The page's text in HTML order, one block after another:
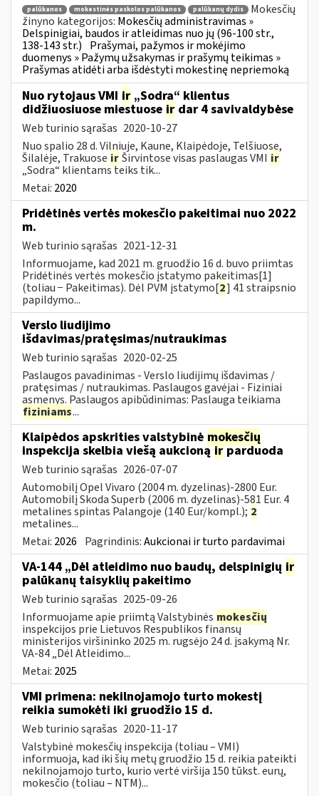
palūkanos mokestinės paskolos palūkanos palūkanų dydis
Mokesčių
žinyno kategorijos: Mokesčių administravimas »
Delspinigiai, baudos ir atleidimas nuo jų (96-100 str.,
138-143 str.) Prašymai, pažymos ir mokėjimo
duomenys » Pažymų užsakymas ir prašymų teikimas »
Prašymas atidėti arba išdėstyti mokestinę nepriemoką
Nuo rytojaus VMI ir „Sodra“ klientus
didžiuosiuose miestuose ir dar 4 savivaldybėse
Web turinio sąrašas 2020-10-27
Nuo spalio 28 d. Vilniuje, Kaune, Klaipėdoje, Telšiuose,
Šilalėje, Trakuose irŠirvintose visas paslaugas VMI ir
„Sodra“ klientams teiks tik...
Metai: 2020
Pridėtinės vertės mokesčio pakeitimai nuo 2022
m.
Web turinio sąrašas 2021-12-31
Informuojame, kad 2021 m. gruodžio 16 d. buvo priimtas
Pridėtinės vertės mokesčio įstatymo pakeitimas[1]
(toliau − Pakeitimas). Dėl PVM įstatymo[2] 41 straipsnio
papildymo...
Verslo liudijimo
išdavimas/pratęsimas/nutraukimas
Web turinio sąrašas 2020-02-25
Paslaugos pavadinimas - Verslo liudijimų išdavimas /
pratęsimas / nutraukimas. Paslaugos gavėjai - Fiziniai
asmenys. Paslaugos apibūdinimas: Paslauga teikiama
fiziniams...
Klaipėdos apskrities valstybinė mokesčių
inspekcija skelbia viešą aukcionąirparduoda
Web turinio sąrašas 2026-07-07
Automobilį Opel Vivaro (2004 m. dyzelinas)-2800 Eur.
Automobilį Skoda Superb (2006 m. dyzelinas)-581 Eur. 4
metalines spintas Palangoje (140 Eur/kompl.); 2
metalines...
Metai: 2026 Pagrindinis:Aukcionai ir turto pardavimai
VA-144 „Dėl atleidimo nuo baudų, delspinigių ir
palūkanų taisyklių pakeitimo
Web turinio sąrašas 2025-09-26
Informuojame apie priimtą Valstybinės mokesčių
inspekcijos prie Lietuvos Respublikos finansų
ministerijos viršininko 2025 m. rugsėjo 24 d. įsakymą Nr.
VA-84 „Dėl Atleidimo...
Metai: 2025
VMI primena: nekilnojamojo turto mokestį
reikia sumokėti iki gruodžio 15 d.
Web turinio sąrašas 2020-11-17
Valstybinė mokesčių inspekcija (toliau – VMI)
informuoja, kad iki šių metų gruodžio 15 d. reikia pateikti
nekilnojamojo turto, kurio vertė viršija 150 tūkst. eurų,
mokesčio (toliau – NTM)...